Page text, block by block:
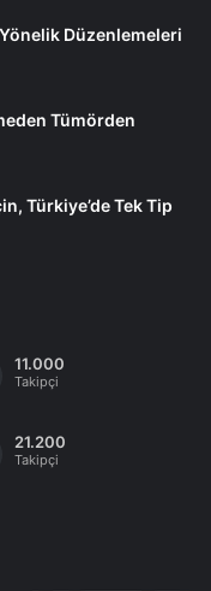
Düzenlemeleri
Tümörden
Türkiye’de Tek Tip
11.000
Takipçi
21.200
Takipçi